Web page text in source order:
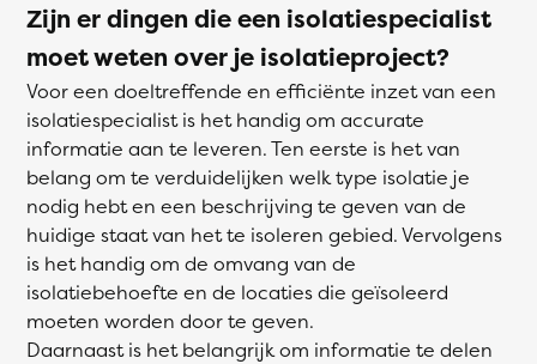
Zijn er dingen die een isolatiespecialist
moet weten over je isolatieproject?
Voor een doeltreffende en efficiënte inzet van een
isolatiespecialist is het handig om accurate
informatie aan te leveren. Ten eerste is het van
belang om te verduidelijken welk type isolatie je
nodig hebt en een beschrijving te geven van de
huidige staat van het te isoleren gebied. Vervolgens
is het handig om de omvang van de
isolatiebehoefte en de locaties die geïsoleerd
moeten worden door te geven.
Daarnaast is het belangrijk om informatie te delen